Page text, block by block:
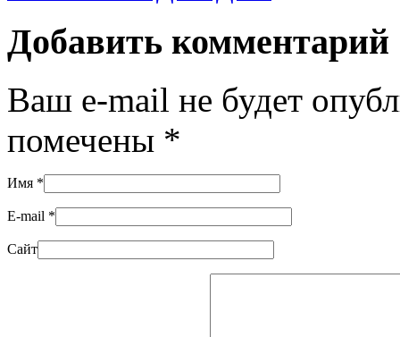
Добавить комментарий
Ваш e-mail не будет
помечены *
Имя *
E-mail *
Сайт